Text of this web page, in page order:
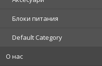
Блоки питания
Default Category
О нас